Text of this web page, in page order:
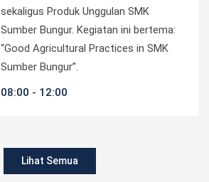
sekaligus Produk Unggulan SMK
Sumber Bungur. Kegiatan ini bertema:
“Good Agricultural Practices in SMK
Sumber Bungur”.
08:00
12:00
Lihat Semua